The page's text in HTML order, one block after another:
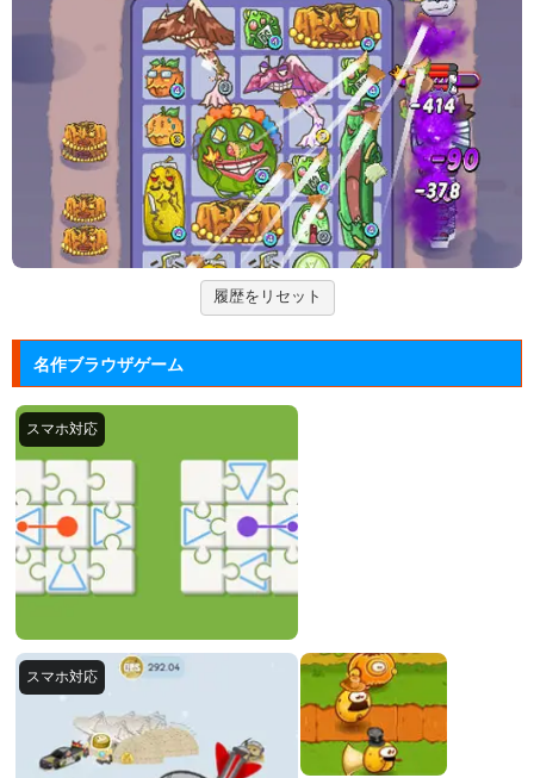
物を吸い込むことで巨大化する穴が、街全体を吸い落
とすアクショ...
エヴァンゲリオン まごころを、...
実機スロット「エヴァンゲリオン まごころを、君
に」をシミュレ...
Arkanoid
タイトーが開発したアーケードゲーム「アルカノイ
ド」の無料ゲー...
ズーキーパー2
動物たちを3匹以上にして捕まえていくパズルゲー
ム。
履歴をリセット
名作ブラウザゲーム